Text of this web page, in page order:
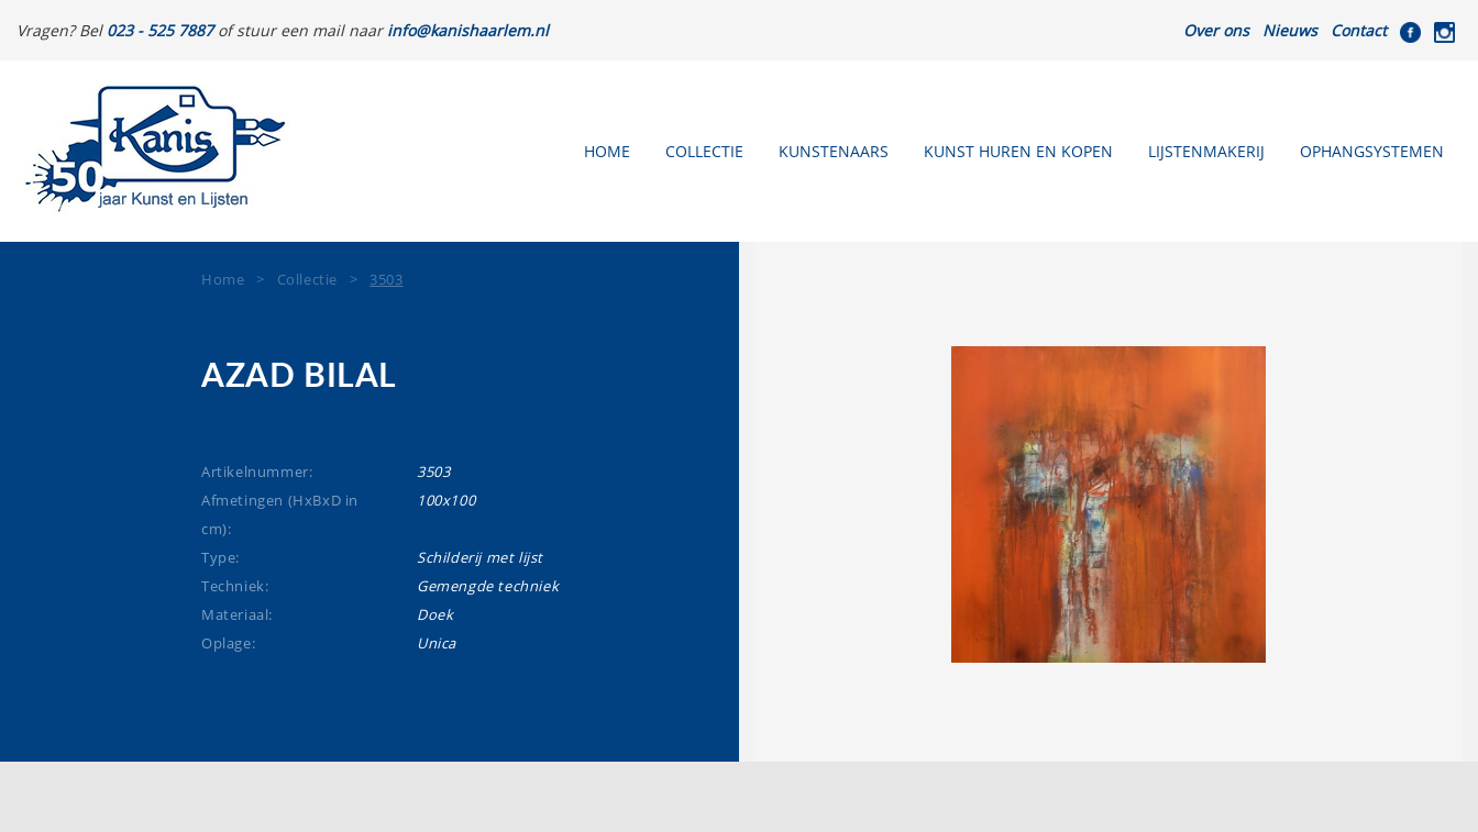
Vragen? Bel 023 - 525 7887of stuur een mail naarinfo@kanishaarlem.nl Over ons Nieuws Contact
HOME COLLECTIE KUNSTENAARS KUNST HUREN EN KOPEN LIJSTENMAKERIJ OPHANGSYSTEMEN
Home > Collectie > 3503
AZAD BILAL
Artikelnummer:
3503
Afmetingen (HxBxD in
cm):
100x100
Type:
Schilderij met lijst
Techniek:
Gemengde techniek
Materiaal:
Doek
Oplage:
Unica